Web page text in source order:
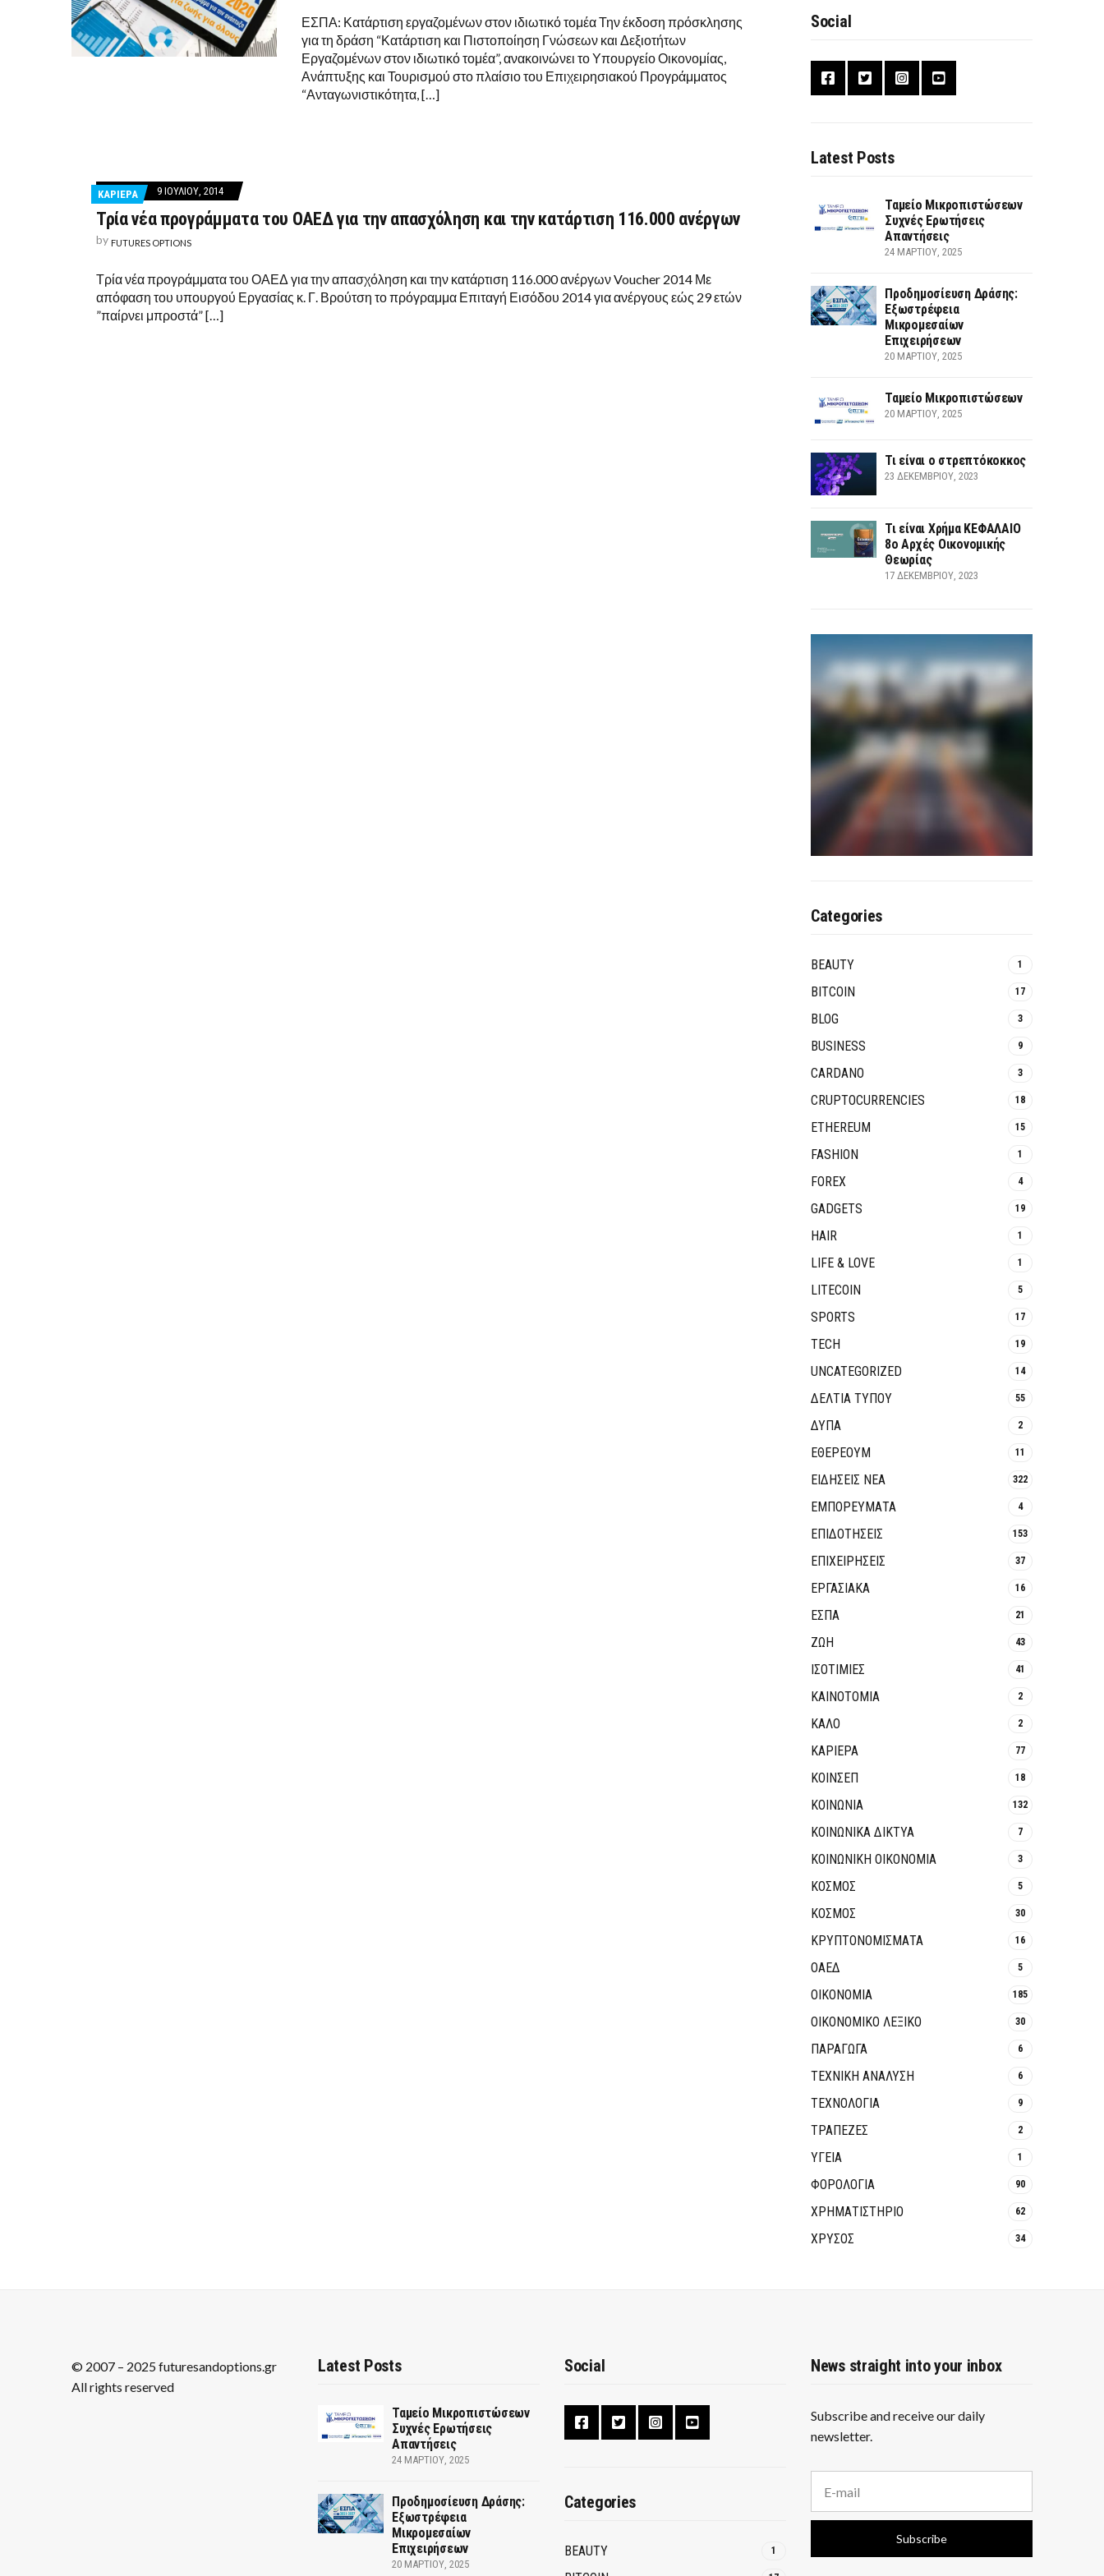
ΕΣΠΑ: Κατάρτιση εργαζομένων στον ιδιωτικό τομέα Την έκδοση πρόσκλησης
για τη δράση “Κατάρτιση και Πιστοποίηση Γνώσεων και Δεξιοτήτων
Εργαζομένων στον ιδιωτικό τομέα”, ανακοινώνει το Υπουργείο Οικονομίας,
Ανάπτυξης και Τουρισμού στο πλαίσιο του Επιχειρησιακού Προγράμματος
“Ανταγωνιστικότητα, […]
ΚΑΡΙΕΡΑ 9 ΙΟΥΛΊΟΥ, 2014
Τρία νέα προγράμματα του ΟΑΕΔ για την απασχόληση και την κατάρτιση 116.000 ανέργων
by FUTURES OPTIONS
Τρία νέα προγράμματα του ΟΑΕΔ για την απασχόληση και την κατάρτιση 116.000 ανέργων Voucher 2014 Με
απόφαση του υπουργού Εργασίας κ. Γ. Βρούτση το πρόγραμμα Επιταγή Εισόδου 2014 για ανέργους εώς 29 ετών
”παίρνει μπροστά” […]
Social
Latest Posts
Ταμείο Μικροπιστώσεων
Συχνές Ερωτήσεις
Απαντήσεις
24 ΜΑΡΤΊΟΥ, 2025
Προδημοσίευση Δράσης:
Εξωστρέφεια
Μικρομεσαίων
Επιχειρήσεων
20 ΜΑΡΤΊΟΥ, 2025
Ταμείο Μικροπιστώσεων
20 ΜΑΡΤΊΟΥ, 2025
Τι είναι ο στρεπτόκοκκος
23 ΔΕΚΕΜΒΡΊΟΥ, 2023
Τι είναι Χρήμα ΚΕΦΑΛΑΙΟ
8ο Αρχές Οικονομικής
Θεωρίας
17 ΔΕΚΕΜΒΡΊΟΥ, 2023
Categories
BEAUTY 1
BITCOIN 17
BLOG 3
BUSINESS 9
CARDANO 3
CRUPTOCURRENCIES 18
ETHEREUM 15
FASHION 1
FOREX 4
GADGETS 19
HAIR 1
LIFE & LOVE 1
LITECOIN 5
SPORTS 17
TECH 19
UNCATEGORIZED 14
ΔΕΛΤΙΑ ΤΥΠΟΥ 55
ΔΥΠΑ 2
ΕΘΈΡΕΟΥΜ 11
ΕΙΔΗΣΕΙΣ ΝΕΑ 322
ΕΜΠΟΡΕΥΜΑΤΑ 4
ΕΠΙΔΟΤΗΣΕΙΣ 153
ΕΠΙΧΕΙΡΗΣΕΙΣ 37
ΕΡΓΑΣΙΑΚΑ 16
ΕΣΠΑ 21
ΖΩΗ 43
ΙΣΟΤΙΜΙΕΣ 41
ΚΑΙΝΟΤΟΜΊΑ 2
ΚΑΛΟ 2
ΚΑΡΙΕΡΑ 77
ΚΟΙΝΣΕΠ 18
ΚΟΙΝΩΝΙΑ 132
ΚΟΙΝΩΝΙΚΆ ΔΊΚΤΥΑ 7
ΚΟΙΝΩΝΙΚΉ ΟΙΚΟΝΟΜΊΑ 3
ΚΟΣΜΟΣ 5
ΚΟΣΜΟΣ 30
ΚΡΥΠΤΟΝΟΜΊΣΜΑΤΑ 16
ΟΑΕΔ 5
ΟΙΚΟΝΟΜΙΑ 185
ΟΙΚΟΝΟΜΙΚΟ ΛΕΞΙΚΟ 30
ΠΑΡΑΓΩΓΑ 6
ΤΕΧΝΙΚΗ ΑΝΑΛΥΣΗ 6
ΤΕΧΝΟΛΟΓΙΑ 9
ΤΡΆΠΕΖΕΣ 2
ΥΓΕΙΑ 1
ΦΟΡΟΛΟΓΙΑ 90
ΧΡΗΜΑΤΙΣΤΗΡΙΟ 62
ΧΡΥΣΟΣ 34
© 2007 – 2025 futuresandoptions.gr
All rights reserved
Latest Posts
Ταμείο Μικροπιστώσεων
Συχνές Ερωτήσεις
Απαντήσεις
24 ΜΑΡΤΊΟΥ, 2025
Προδημοσίευση Δράσης:
Εξωστρέφεια
Μικρομεσαίων
Επιχειρήσεων
20 ΜΑΡΤΊΟΥ, 2025
Social
Categories
BEAUTY 1
News straight into your inbox
Subscribe and receive our daily
newsletter.
a
i
a
Subscribe